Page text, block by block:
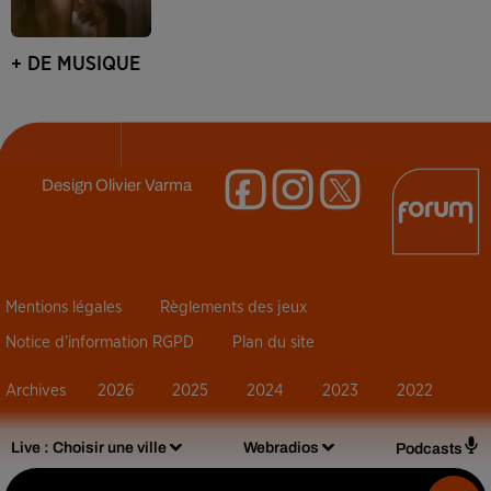
Live : Choisir une ville Webradios Podcasts
+ DE MUSIQUE
DesignOlivier Varma
Mentions légales Règlements des jeux
Notice d’information RGPD Plan du site
Archives 2026 2025 2024 2023 2022